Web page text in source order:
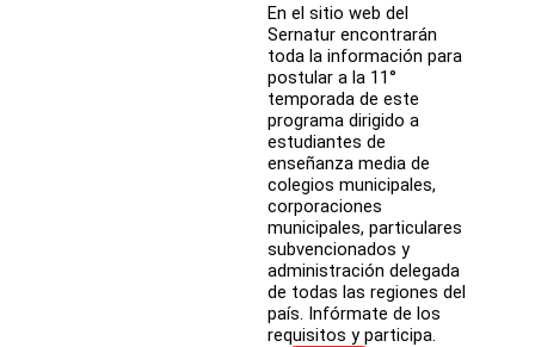
En el sitio web del
Sernatur encontrarán
toda la información para
postular a la 11°
temporada de este
programa dirigido a
estudiantes de
enseñanza media de
colegios municipales,
corporaciones
municipales, particulares
subvencionados y
administración delegada
de todas las regiones del
país. Infórmate de los
requisitos y participa.